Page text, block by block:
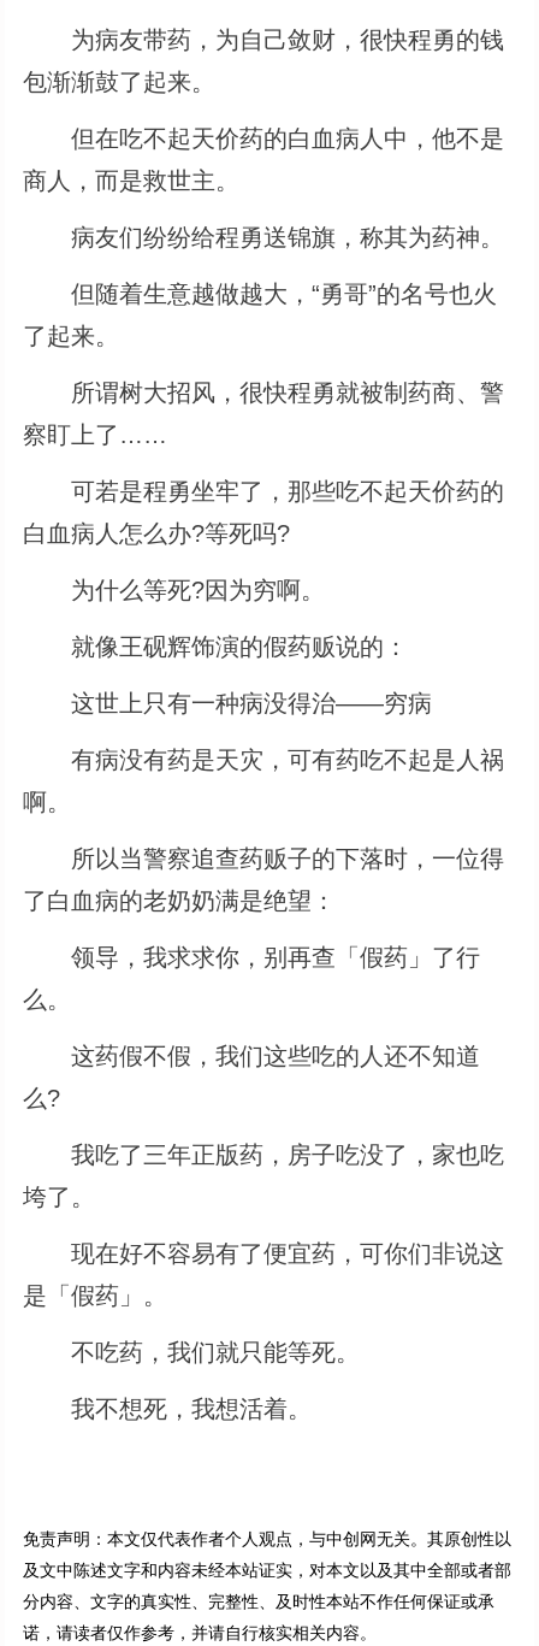
为病友带药，为自己敛财，很快程勇的钱
包渐渐鼓了起来。
但在吃不起天价药的白血病人中，他不是
商人，而是救世主。
病友们纷纷给程勇送锦旗，称其为药神。
但随着生意越做越大，“勇哥”的名号也火
了起来。
所谓树大招风，很快程勇就被制药商、警
察盯上了……
可若是程勇坐牢了，那些吃不起天价药的
白血病人怎么办?等死吗?
为什么等死?因为穷啊。
就像王砚辉饰演的假药贩说的：
这世上只有一种病没得治——穷病
有病没有药是天灾，可有药吃不起是人祸
啊。
所以当警察追查药贩子的下落时，一位得
了白血病的老奶奶满是绝望：
领导，我求求你，别再查「假药」了行
么。
这药假不假，我们这些吃的人还不知道
么?
我吃了三年正版药，房子吃没了，家也吃
垮了。
现在好不容易有了便宜药，可你们非说这
是「假药」。
不吃药，我们就只能等死。
我不想死，我想活着。
免责声明：本文仅代表作者个人观点，与中创网无关。其原创性以
及文中陈述文字和内容未经本站证实，对本文以及其中全部或者部
分内容、文字的真实性、完整性、及时性本站不作任何保证或承
诺，请读者仅作参考，并请自行核实相关内容。